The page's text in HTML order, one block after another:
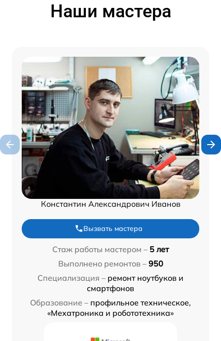
Наши мастера
Константин Александрович Иванов
Вызвать мастера
Стаж работы мастером – 5 лет
Выполнено ремонтов – 950
Специализация – ремонт ноутбуков и
смартфонов
Образование – профильное техническое,
«Мехатроника и робототехника»